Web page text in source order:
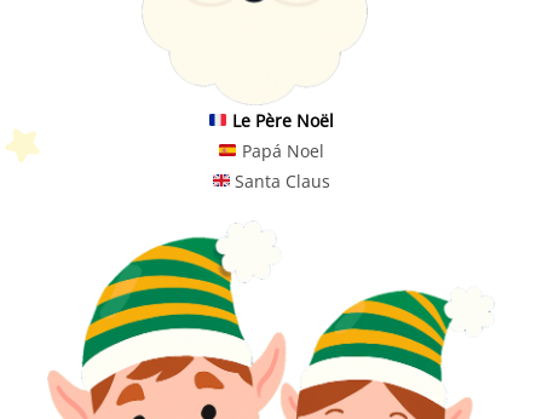
Le Père Noël
Papá Noel
Santa Claus